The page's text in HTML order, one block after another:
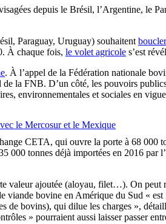
depuis le Brésil, l’Argentine, le
Paraguay, Uruguay) souhaitent
À chaque fois, le volet agricole s’est
. À l’appel de la Fédération nationale
la FNB. D’un côté, les pouvoirs
environnementales et sociales en
le Mercosur et le Mexique
CETA, qui ouvre la porte à 68
000 tonnes déjà importées en 2016
valeur ajoutée (aloyau, filet…). On
viande bovine en Amérique du Sud «
de bovins), qui dilue les charges »,
» pourraient aussi laisser passer